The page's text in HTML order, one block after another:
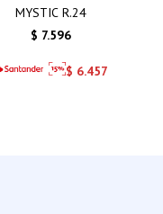
MYSTIC R.24
$ 7.596
$ 6.457